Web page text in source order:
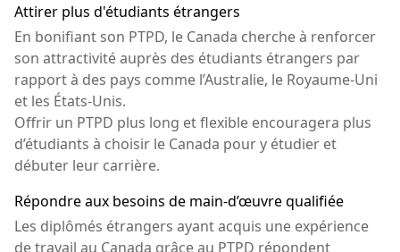
Attirer plus d'étudiants étrangers
En bonifiant son PTPD, le Canada cherche à renforcer
son attractivité auprès des étudiants étrangers par
rapport à des pays comme l’Australie, le Royaume-Uni
et les États-Unis.
Offrir un PTPD plus long et flexible encouragera plus
d’étudiants à choisir le Canada pour y étudier et
débuter leur carrière.
Répondre aux besoins de main-d’œuvre qualifiée
Les diplômés étrangers ayant acquis une expérience
de travail au Canada grâce au PTPD répondent